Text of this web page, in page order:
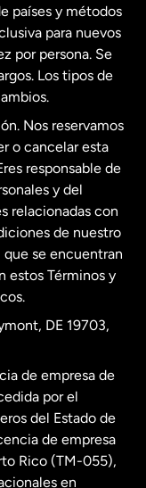
países y métodos
para nuevos
por persona. Se
Los tipos de
Nos reservamos
o cancelar esta
responsable de
y del
relacionadas con
de nuestro
se encuentran
estos Términos y
DE 19703,
de empresa de
por el
del Estado de
de empresa
Rico (TM-055),
en